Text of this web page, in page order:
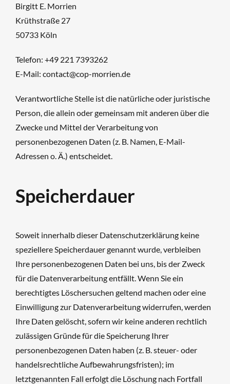
Birgitt E. Morrien
Krüthstraße 27
50733 Köln
Telefon: +49 221 7393262
E-Mail: contact@cop-morrien.de
Verantwortliche Stelle ist die natürliche oder juristische
Person, die allein oder gemeinsam mit anderen über die
Zwecke und Mittel der Verarbeitung von
personenbezogenen Daten (z. B. Namen, E-Mail-
Adressen o. Ä.) entscheidet.
Speicherdauer
Soweit innerhalb dieser Datenschutzerklärung keine
speziellere Speicherdauer genannt wurde, verbleiben
Ihre personenbezogenen Daten bei uns, bis der Zweck
für die Datenverarbeitung entfällt. Wenn Sie ein
berechtigtes Löschersuchen geltend machen oder eine
Einwilligung zur Datenverarbeitung widerrufen, werden
Ihre Daten gelöscht, sofern wir keine anderen rechtlich
zulässigen Gründe für die Speicherung Ihrer
personenbezogenen Daten haben (z. B. steuer- oder
handelsrechtliche Aufbewahrungsfristen); im
letztgenannten Fall erfolgt die Löschung nach Fortfall